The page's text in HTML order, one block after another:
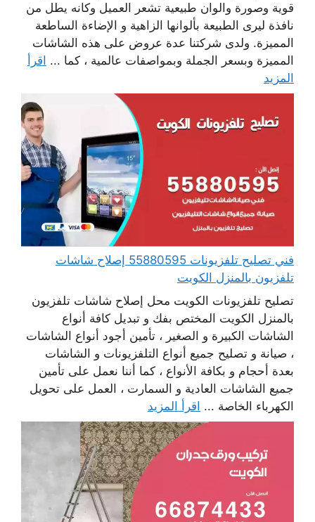
قوية وصورة والوان طبيعية تشعر العميل وكانه يطل من
نافذة ليرى الطبيعة بألوانها الزاهية و الإضاءة الساطعة
المميزة. ولدى شركتنا عدة عروض على هذه الشاشات
المميزة وبسعر الجملة وبمواصفات عالمية ، كما ... اقرأ
المزيد
فني تصليح تلفزيونات 55880595 إصلاح شاشات
تلفزيون بالمنزل الكويت
تصليح تلفزيونات الكويت محل إصلاح شاشات تلفزيون
بالمنزل الكويت المختص بفك و تبديل كافة أنواع
الشاشات الكبيرة و الصغير ، تأمين أجود أنواع الشاشات
، صيانة و تصليح جميع أنواع التلفزيونات و الشاشات
بعدة أحجام و بكافة الأنواع ، كما أننا نعمل على تأمين
جميع الشاشات العادية و السمارت ، العمل على تحويل
الكهرباء الخاصة ... اقرأ المزيد